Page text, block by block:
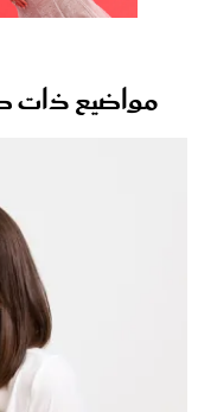
مواضيع ذات